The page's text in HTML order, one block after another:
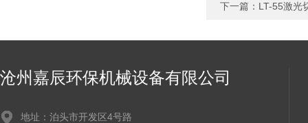
下一篇： LT-55激光
沧州嘉辰环保机械设备有限公司
地址：泊头市开发区4号路